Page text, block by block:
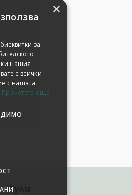
Аула
×
за
нашия
с всички
с нашата
Прочетете още